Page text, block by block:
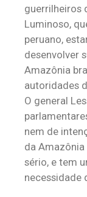
guerrilheiros
Luminoso,
peruano,
desenvolver
Amazônia
autoridades
O general
nem de
da
sério, e tem
necessidade